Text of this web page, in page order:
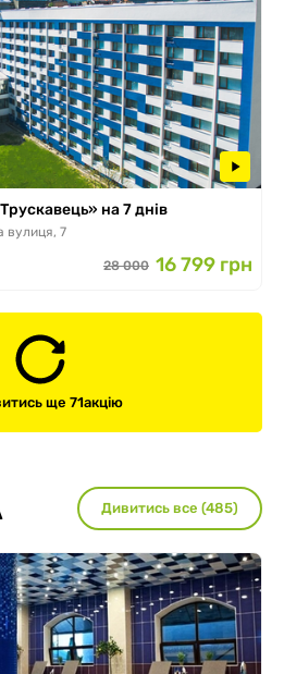
на 7 днів
вулиця, 7
28 000 16 799 грн
ще 71акцію
Дивитись все (485)